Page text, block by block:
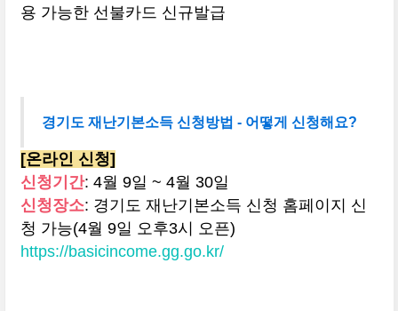
용 가능한 선불카드 신규발급
경기도 재난기본소득 신청방법 - 어떻게 신청해요?
[온라인 신청]
신청기간: 4월 9일 ~ 4월 30일
신청장소: 경기도 재난기본소득 신청 홈페이지 신
청 가능(4월 9일 오후3시 오픈)
https://basicincome.gg.go.kr/